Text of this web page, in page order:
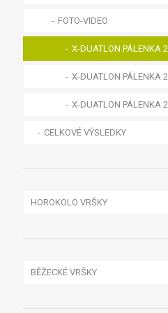
FOTO-VIDEO
X-DUATLON PÁLENKA
X-DUATLON PÁLENKA
X-DUATLON PÁLENKA
CELKOVÉ VÝSLEDKY
HOROKOLO VRŠKY
BĚŽECKÉ VRŠKY